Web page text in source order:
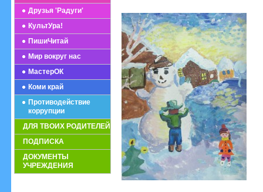
Друзья 'Радуги'
КультУра!
ПишиЧитай
Мир вокруг нас
МастерОК
Коми край
Противодействие
коррупции
ДЛЯ ТВОИХ РОДИТЕЛЕЙ
ПОДПИСКА
ДОКУМЕНТЫ
УЧРЕЖДЕНИЯ